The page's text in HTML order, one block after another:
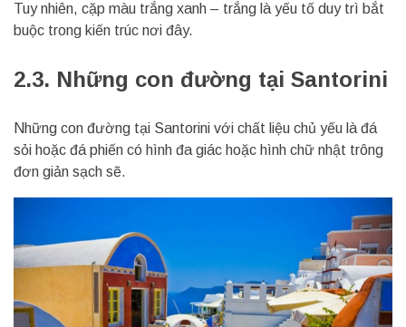
Tuy nhiên, cặp màu trắng xanh – trắng là yếu tố duy trì bắt
buộc trong kiến trúc nơi đây.
2.3. Những con đường tại Santorini
Những con đường tại Santorini với chất liệu chủ yếu là đá
sỏi hoặc đá phiến có hình đa giác hoặc hình chữ nhật trông
đơn giản sạch sẽ.